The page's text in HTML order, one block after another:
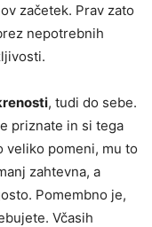
začetek. Prav zato
nepotrebnih
, tudi do sebe.
priznate in si tega
veliko pomeni, mu to
zahtevna, a
Pomembno je,
Včasih